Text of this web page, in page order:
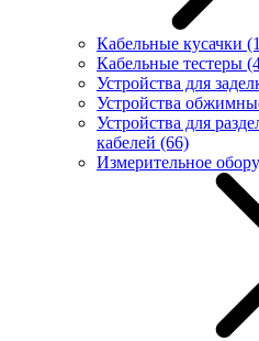
Кабельные кусачки
Кабельные тестеры
Устройства для
Устройства
Устройства для
кабелей (66)
Измерительное